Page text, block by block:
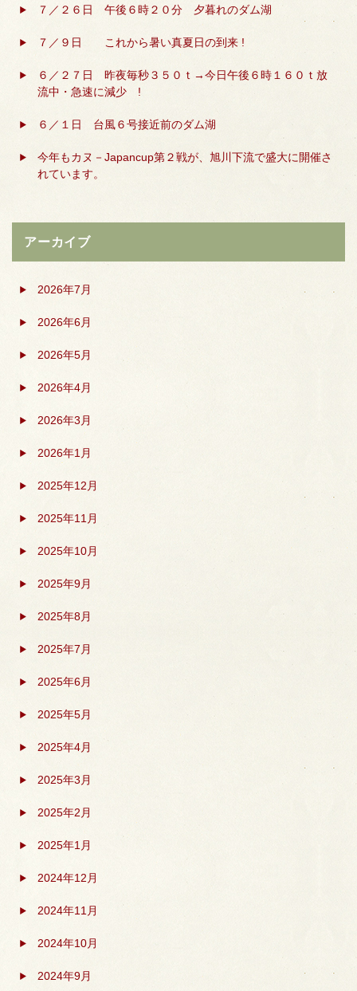
７／２６日 午後６時２０分 夕暮れのダム湖
７／９日 これから暑い真夏日の到来 !
６／２７日 昨夜毎秒３５０ｔ→今日午後６時１６０ｔ放
流中・急速に減少 !
６／１日 台風６号接近前のダム湖
今年もカヌ－Japancup第２戦が、旭川下流で盛大に開催さ
れています。
アーカイブ
2026年7月
2026年6月
2026年5月
2026年4月
2026年3月
2026年1月
2025年12月
2025年11月
2025年10月
2025年9月
2025年8月
2025年7月
2025年6月
2025年5月
2025年4月
2025年3月
2025年2月
2025年1月
2024年12月
2024年11月
2024年10月
2024年9月